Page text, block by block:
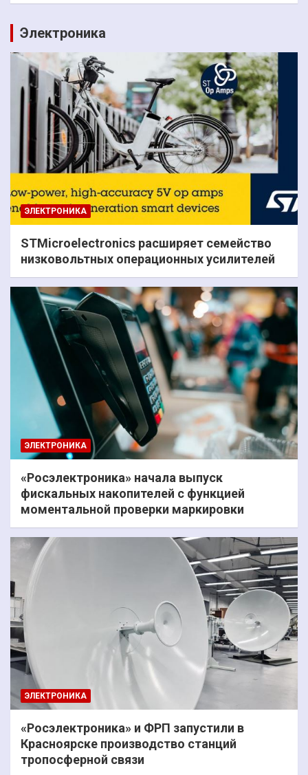
Электроника
ЭЛЕКТРОНИКА
STMicroelectronics расширяет семейство
низковольтных операционных усилителей
ЭЛЕКТРОНИКА
«Росэлектроника» начала выпуск
фискальных накопителей с функцией
моментальной проверки маркировки
ЭЛЕКТРОНИКА
«Росэлектроника» и ФРП запустили в
Красноярске производство станций
тропосферной связи